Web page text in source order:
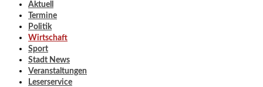
Aktuell
Termine
Politik
Wirtschaft
Sport
Stadt News
Veranstaltungen
Leserservice